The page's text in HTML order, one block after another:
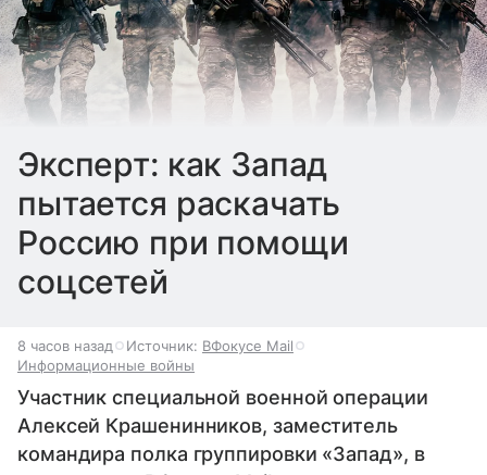
Эксперт: как Запад
пытается раскачать
Россию при помощи
соцсетей
8 часов назад Источник: ВФокусе Mail
Информационные войны
Участник специальной военной операции
Алексей Крашенинников, заместитель
командира полка группировки «Запад», в